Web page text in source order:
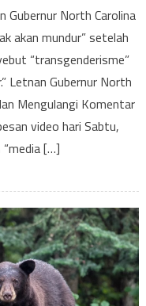
North
Buku
North Carolina
akan mundur” setelah
“transgenderisme”
Letnan Gubernur North
Mengulangi Komentar
video hari Sabtu,
“media […]